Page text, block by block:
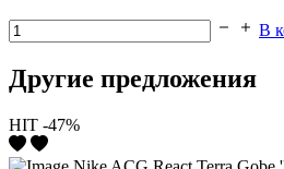
В
Другие предложения
HIT -47%